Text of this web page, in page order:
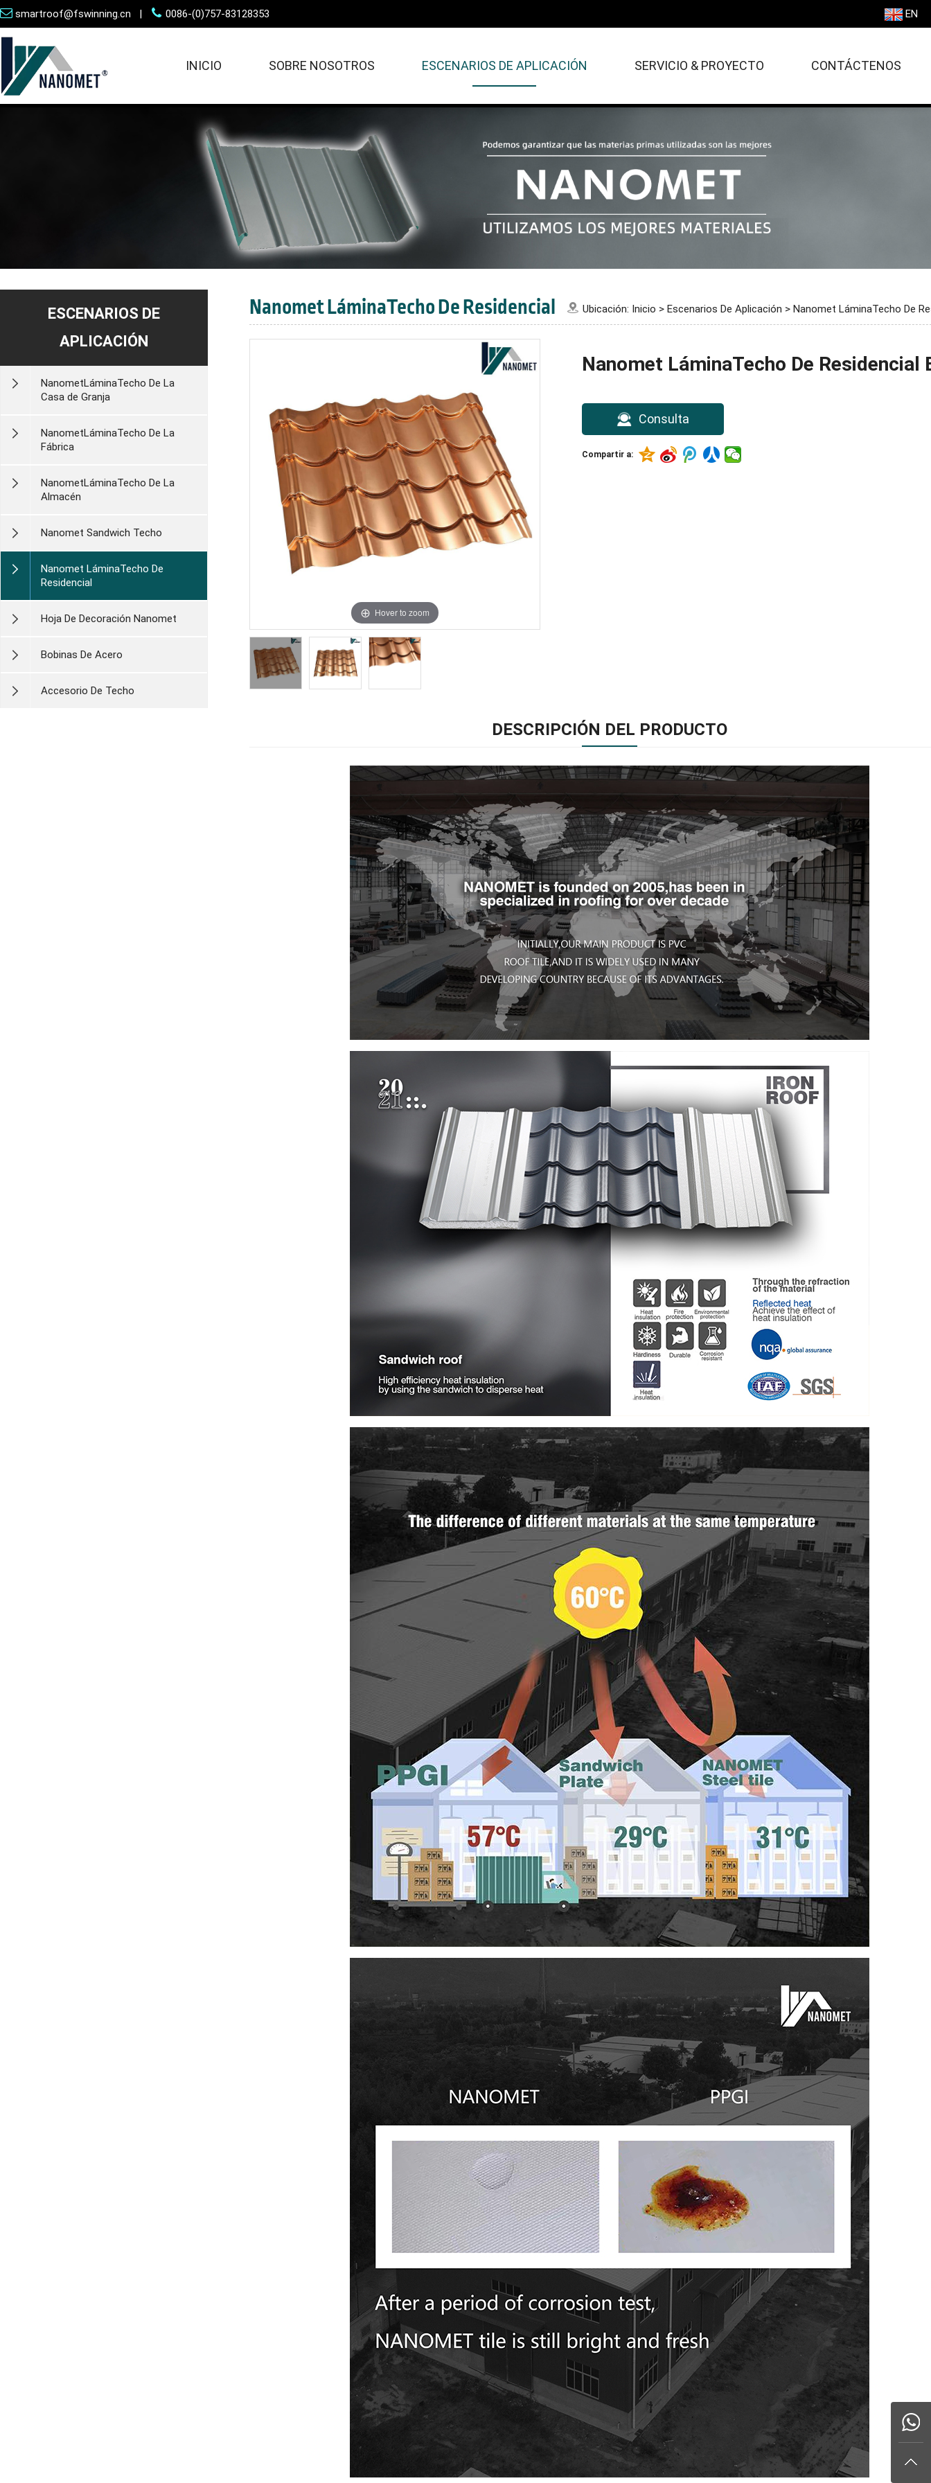
smartroof@fswinning.cn | 0086-(0)757-83128353 EN
INICIO SOBRE NOSOTROS ESCENARIOS DE APLICACIÓN SERVICIO & PROYECTO CONTÁCTENOS
ESCENARIOS DE
APLICACIÓN
NanometLáminaTecho De La
Casa de Granja
NanometLáminaTecho De La
Fábrica
NanometLáminaTecho De La
Almacén
Nanomet Sandwich Techo
Nanomet LáminaTecho De
Residencial
Hoja De Decoración Nanomet
Bobinas De Acero
Accesorio De Techo
Nanomet LáminaTecho De Residencial Ubicación: Inicio > Escenarios De Aplicación > Nanomet LáminaTecho De
Hover to zoom
Nanomet LáminaTecho De Residencial
Consulta
Compartir a:
DESCRIPCIÓN DEL PRODUCTO